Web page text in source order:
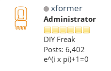
xformer
Administrator
DIY Freak
Posts: 6,402
e^(i x pi)+1=0